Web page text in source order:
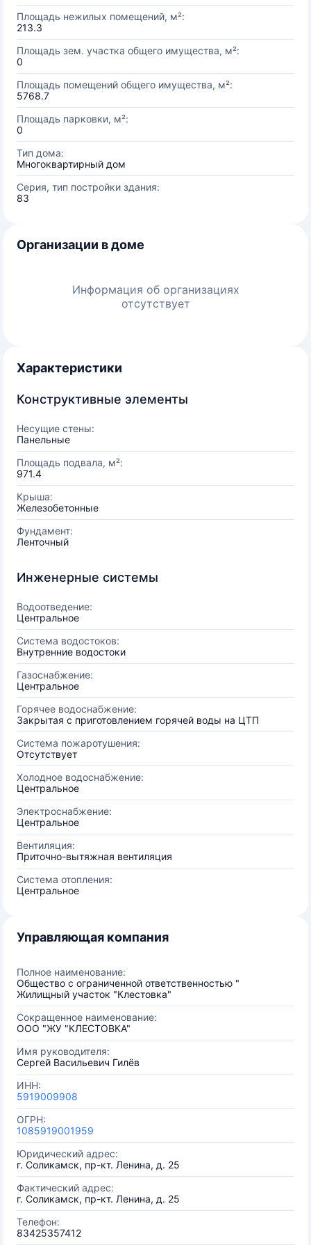
Площадь нежилых помещений, м²:
213.3
Площадь зем. участка общего имущества, м²:
0
Площадь помещений общего имущества, м²:
5768.7
Площадь парковки, м²:
0
Тип дома:
Многоквартирный дом
Серия, тип постройки здания:
83
Организации в доме
Информация об организациях
отсутствует
Характеристики
Конструктивные элементы
Несущие стены:
Панельные
Площадь подвала, м²:
971.4
Крыша:
Железобетонные
Фундамент:
Ленточный
Инженерные системы
Водоотведение:
Центральное
Система водостоков:
Внутренние водостоки
Газоснабжение:
Центральное
Горячее водоснабжение:
Закрытая с приготовлением горячей воды на ЦТП
Система пожаротушения:
Отсутствует
Холодное водоснабжение:
Центральное
Электроснабжение:
Центральное
Вентиляция:
Приточно-вытяжная вентиляция
Система отопления:
Центральное
Управляющая компания
Полное наименование:
Общество с ограниченной ответственностью "
Жилищный участок "Клестовка"
Сокращенное наименование:
ООО "ЖУ "КЛЕСТОВКА"
Имя руководителя:
Сергей Васильевич Гилёв
ИНН:
5919009908
ОГРН:
1085919001959
Юридический адрес:
г. Соликамск, пр-кт. Ленина, д. 25
Фактический адрес:
г. Соликамск, пр-кт. Ленина, д. 25
Телефон:
83425357412